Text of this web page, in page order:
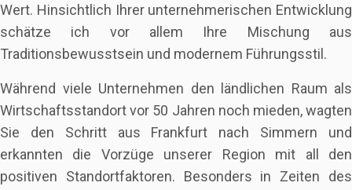
Wert. Hinsichtlich Ihrer unternehmerischen Entwicklung
schätze ich vor allem Ihre Mischung aus
Traditionsbewusstsein und modernem Führungsstil.
Während viele Unternehmen den ländlichen Raum als
Wirtschaftsstandort vor 50 Jahren noch mieden, wagten
Sie den Schritt aus Frankfurt nach Simmern und
erkannten die Vorzüge unserer Region mit all den
positiven Standortfaktoren. Besonders in Zeiten des